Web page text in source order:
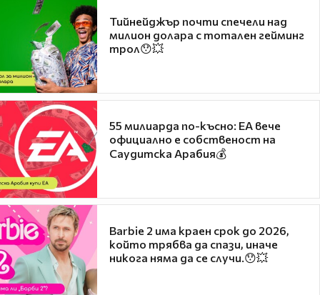
Тийнейджър почти спечели над
милион долара с тотален гейминг
трол😯💥
55 милиарда по-късно: EA вече
официално е собственост на
Саудитска Арабия💰
Barbie 2 има краен срок до 2026,
който трябва да спази, иначе
никога няма да се случи.😯💥